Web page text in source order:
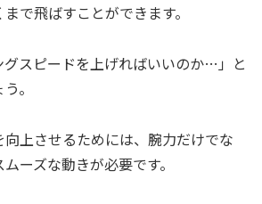
で飛ばすことができます。
グスピードを上げればいいのか…」と
。
上させるためには、腕力だけでな
ーズな動きが必要です。